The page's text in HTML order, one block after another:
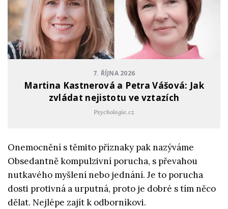
7. ŘÍJNA 2026
Martina Kastnerová a Petra Vášová: Jak
zvládat nejistotu ve vztazích
Psychologie.cz
Onemocnění s těmito příznaky pak nazýváme
Obsedantně kompulzivní porucha, s převahou
nutkavého myšlení nebo jednání. Je to porucha
dosti protivná a urputná, proto je dobré s tím něco
dělat. Nejlépe zajít k odborníkovi.